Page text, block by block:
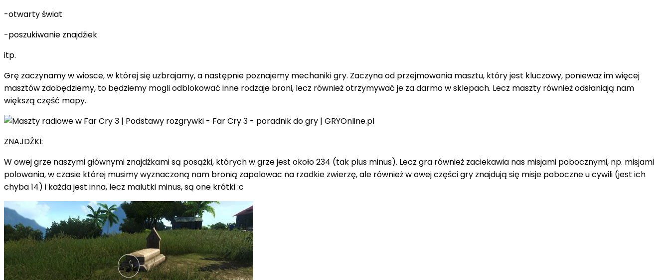
-otwarty świat
-poszukiwanie znajdźiek
itp.
Grę zaczynamy w wiosce, w której się uzbrajamy, a następnie poznajemy mechaniki gry. Zaczyna od przejmowania masztu, który jest kluczowy, ponieważ im więcej
masztów zdobędziemy, to będziemy mogli odblokować inne rodzaje broni, lecz również otrzymywać je za darmo w sklepach. Lecz maszty również odsłaniają nam
większą część mapy.
ZNAJDŹKI:
W owej grze naszymi głównymi znajdźkami są posążki, których w grze jest około 234 (tak plus minus). Lecz gra również zaciekawia nas misjami pobocznymi, np. misjami
polowania, w czasie której musimy wyznaczoną nam bronią zapolowac na rzadkie zwierzę, ale również w owej części gry znajdują się misje poboczne u cywili (jest ich
chyba 14) i każda jest inna, lecz malutki minus, są one krótki :c